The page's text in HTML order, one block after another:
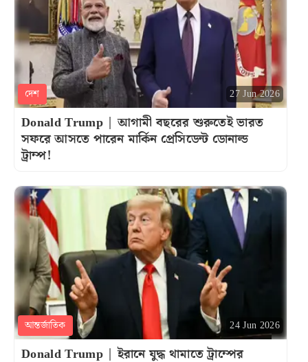
দেশ 27 Jun 2026
Donald Trump | আগামী বছরের শুরুতেই ভারত
সফরে আসতে পারেন মার্কিন প্রেসিডেন্ট ডোনাল্ড
ট্রাম্প!
আন্তর্জাতিক 24 Jun 2026
Donald Trump | ইরানে যুদ্ধ থামাতে ট্রাম্পের